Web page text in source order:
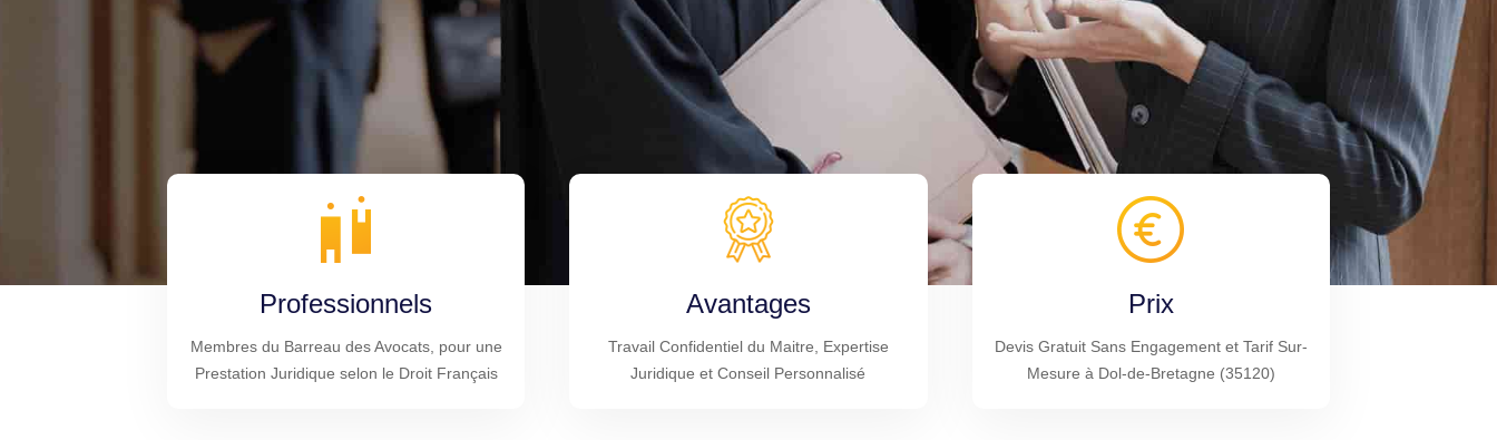
Professionnels
Membres du Barreau des Avocats, pour une
Prestation Juridique selon le Droit Français
Avantages
Travail Confidentiel du Maitre, Expertise
Juridique et Conseil Personnalisé
Prix
Devis Gratuit Sans Engagement et Tarif Sur-
Mesure à Dol-de-Bretagne (35120)